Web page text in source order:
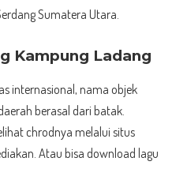
Sumatera Utara.
Kampung Ladang
internasional, nama objek
berasal dari batak.
chrodnya melalui situs
Atau bisa download lagu